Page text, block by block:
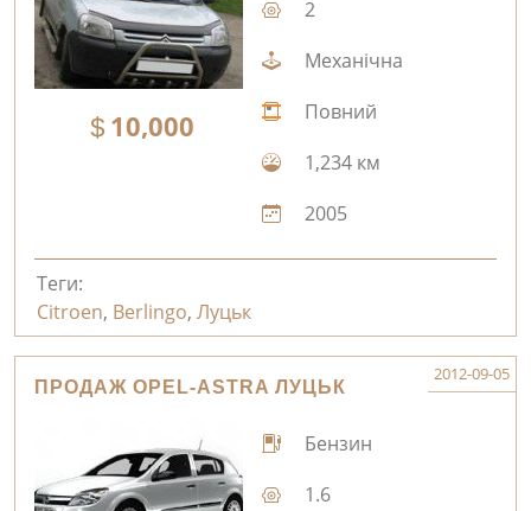
10,000
2
Механічна
Повний
1,234 км
2005
Теги:
Citroen, Berlingo, Луцьк
ПРОДАЖ OPEL-ASTRA ЛУЦЬК
2012-09-05
Бензин
1.6